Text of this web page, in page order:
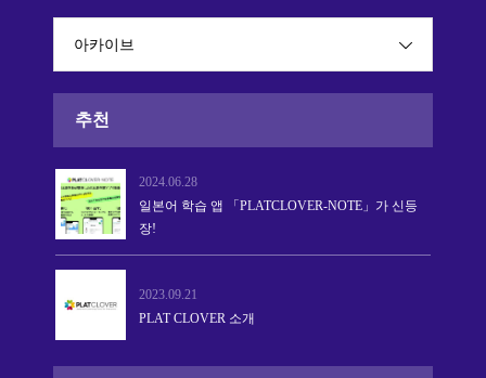
아카이브
추천
2024.06.28
일본어 학습 앱 「PLATCLOVER-NOTE」가 신등
장!
2023.09.21
PLAT CLOVER 소개